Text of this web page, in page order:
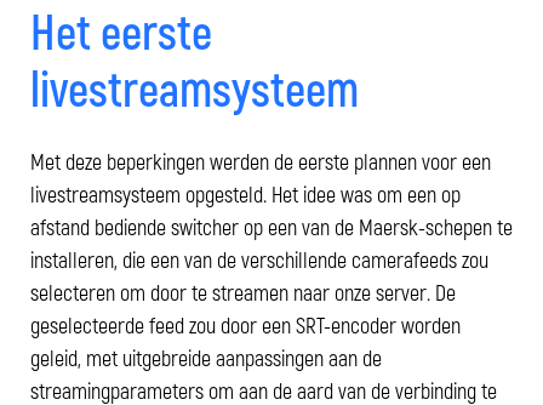
Het eerste
livestreamsysteem
Met deze beperkingen werden de eerste plannen voor een
livestreamsysteem opgesteld. Het idee was om een op
afstand bediende switcher op een van de Maersk-schepen te
installeren, die een van de verschillende camerafeeds zou
selecteren om door te streamen naar onze server. De
geselecteerde feed zou door een SRT-encoder worden
geleid, met uitgebreide aanpassingen aan de
streamingparameters om aan de aard van de verbinding te